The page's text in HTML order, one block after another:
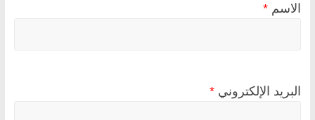
الاسم *
البريد الإلكتروني *